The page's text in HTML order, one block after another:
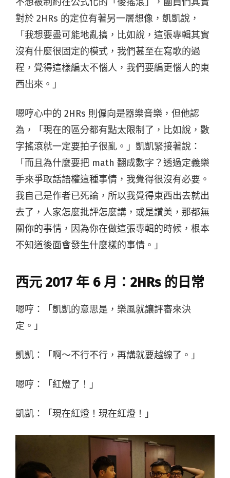
對於 2HRs 的定位有著另一層想像，凱凱說，
「我想要盡可能地亂搞，比如說，這張專輯其實
沒有什麼很固定的模式，我們甚至在寫歌的過
程，覺得這樣編太不惱人，我們要編更惱人的東
西出來。」
嗯哼心中的 2HRs 則偏向是器樂音樂，但他認
為，「現在的區分都有點太限制了，比如說，數
字搖滾就一定要拍子很亂。」凱凱緊接著說：
「而且為什麼要把 math 翻成數字？透過定義樂
手來爭取話語權這種事情，我覺得很沒有必要。
我自己是作者已死論，所以我覺得東西出去就出
去了，人家怎麼批評怎麼講，或是讚美，那都無
關你的事情，因為你在做這張專輯的時候，根本
不知道後面會發生什麼樣的事情。」
西元 2017 年 6 月： 2HRs 的日常
嗯哼：「凱凱的意思是，樂風就讓評審來決
定。」
凱凱：「啊～不行不行，再講就要越線了。」
嗯哼：「紅燈了！」
凱凱：「現在紅燈！現在紅燈！」